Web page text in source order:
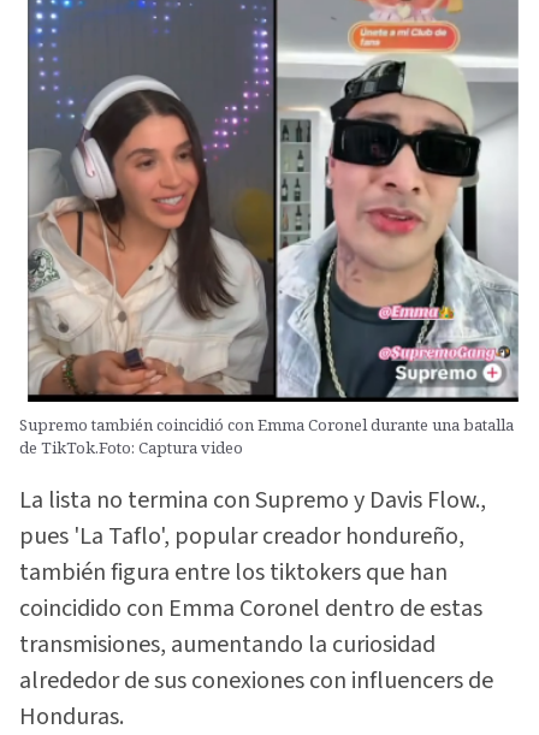
Supremo también coincidió con Emma Coronel durante una batalla
de TikTok.Foto: Captura video
La lista no termina con Supremo y Davis Flow.,
pues 'La Taflo', popular creador hondureño,
también figura entre los tiktokers que han
coincidido con Emma Coronel dentro de estas
transmisiones, aumentando la curiosidad
alrededor de sus conexiones con influencers de
Honduras.